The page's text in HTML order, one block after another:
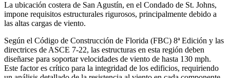
La ubicación costera de San Agustín, en el Condado de St. Johns,
impone requisitos estructurales rigurosos, principalmente debido a
las altas cargas de viento.
Según el Código de Construcción de Florida (FBC) 8ª Edición y las
directrices de ASCE 7-22, las estructuras en esta región deben
diseñarse para soportar velocidades de viento de hasta 130 mph.
Este factor es crítico para la integridad de los edificios, requiriendo